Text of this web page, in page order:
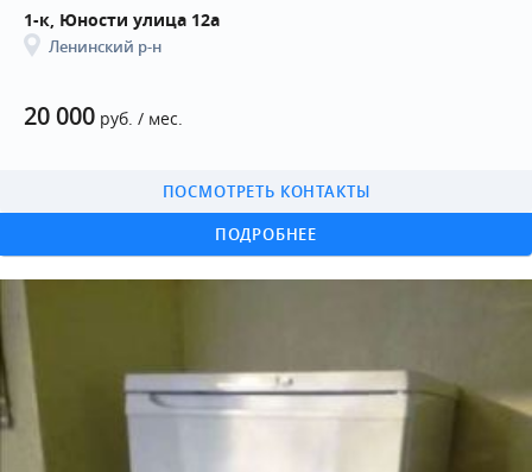
20 000 руб. / мес.
1-к, Юности улица 12а
Ленинский р-н
ПОДРОБНЕЕ
ПОСМОТРЕТЬ КОНТАКТЫ